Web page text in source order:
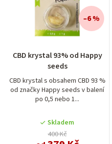
CBD krystal 93% od Happy
seeds
CBD krystal s obsahem CBD 93 %
od značky Happy seeds v balení
po 0,5 nebo 1...
Skladem
400 Kč
–6 %